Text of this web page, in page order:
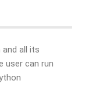
and all its
user can run